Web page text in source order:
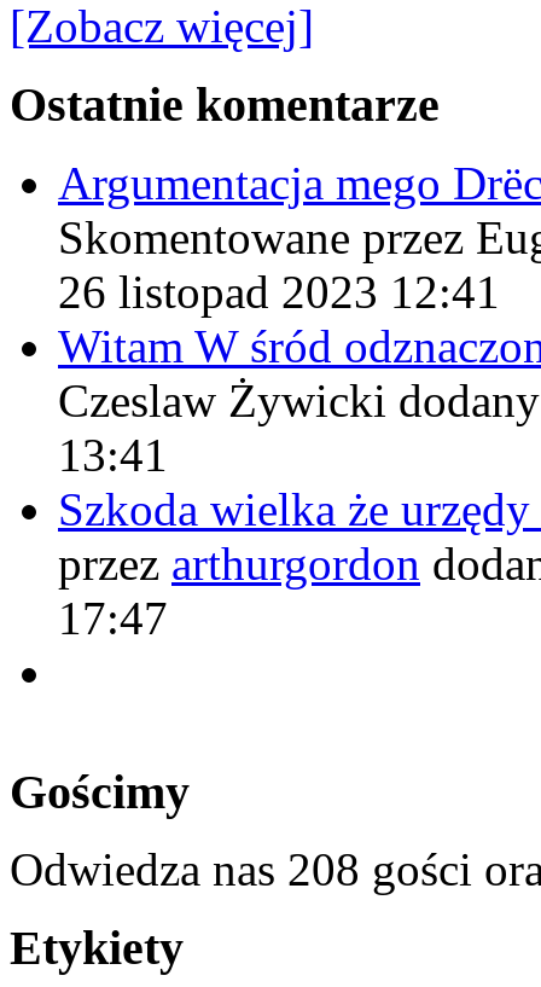
[Zobacz więcej]
Ostatnie komentarze
Argumentacja mego
Skomentowane przez
26 listopad 2023 12:41
Witam W śród
Czeslaw Żywicki
13:41
Szkoda wielka że
przez arthurgordon
17:47
Gościmy
Odwiedza nas 208 gości
Etykiety